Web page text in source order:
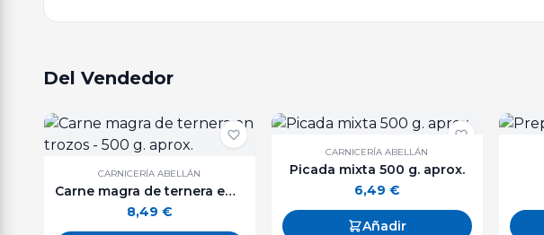
Del Vendedor
CARNICERÍA ABELLÁN
Carne magra de ternera en trozos - 500 g. aprox.
8,49 €
CARNICERÍA ABELLÁN
Picada mixta 500 g. aprox.
6,49 €
Añadir